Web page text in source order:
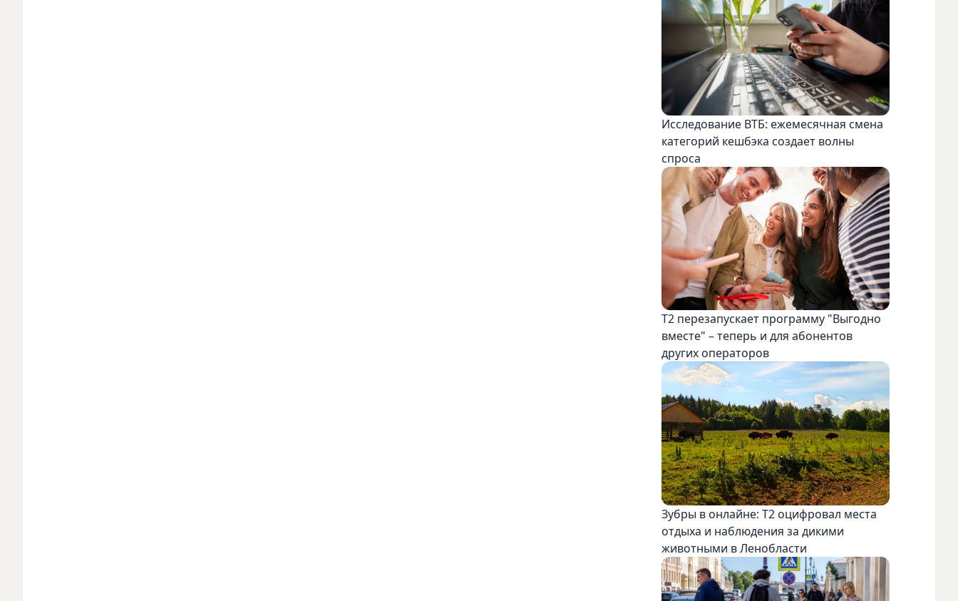
Исследование ВТБ: ежемесячная смена
категорий кешбэка создает волны
спроса
Т2 перезапускает программу "Выгодно
вместе" – теперь и для абонентов
других операторов
Зубры в онлайне: Т2 оцифровал места
отдыха и наблюдения за дикими
животными в Ленобласти